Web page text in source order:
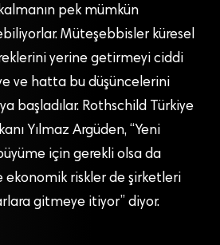
pek mümkün
Müteşebbisler küresel
yerine getirmeyi ciddi
ve hatta bu düşüncelerini
başladılar. Rothschild Türkiye
Yılmaz Argüden, “Yeni
için gerekli olsa da
ekonomik riskler de şirketleri
gitmeye itiyor” diyor.